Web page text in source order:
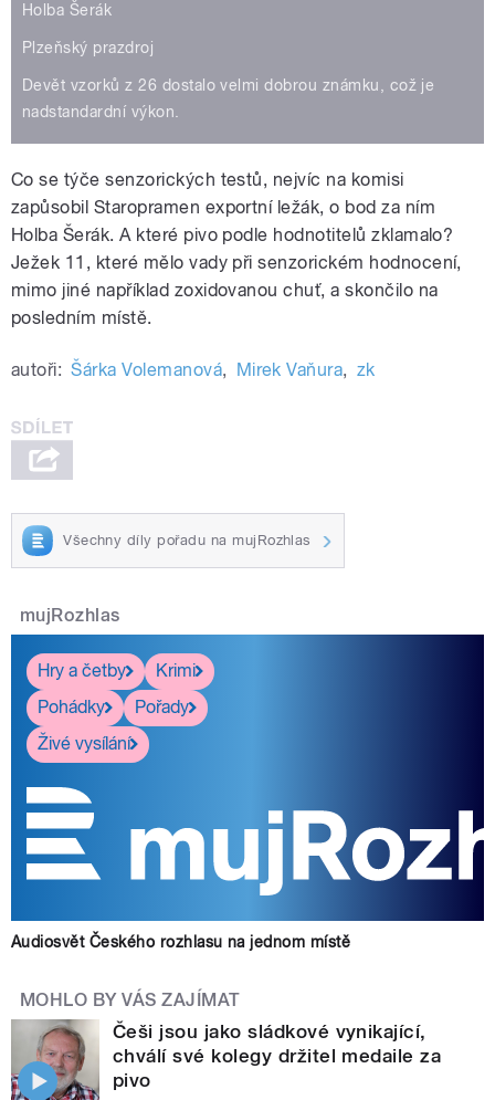
Holba Šerák
Plzeňský prazdroj
Devět vzorků z 26 dostalo velmi dobrou známku, což je
nadstandardní výkon.
Co se týče senzorických testů, nejvíc na komisi
zapůsobil Staropramen exportní ležák, o bod za ním
Holba Šerák. A které pivo podle hodnotitelů zklamalo?
Ježek 11, které mělo vady při senzorickém hodnocení,
mimo jiné například zoxidovanou chuť, a skončilo na
posledním místě.
autoři: Šárka Volemanová, Mirek Vaňura, zk
Všechny díly pořadu na mujRozhlas
mujRozhlas
Hry a četby
Krimi
Pohádky
Pořady
Živé vysílání
Audiosvět Českého rozhlasu na jednom místě
MOHLO BY VÁS ZAJÍMAT
Češi jsou jako sládkové vynikající,
chválí své kolegy držitel medaile za
pivo